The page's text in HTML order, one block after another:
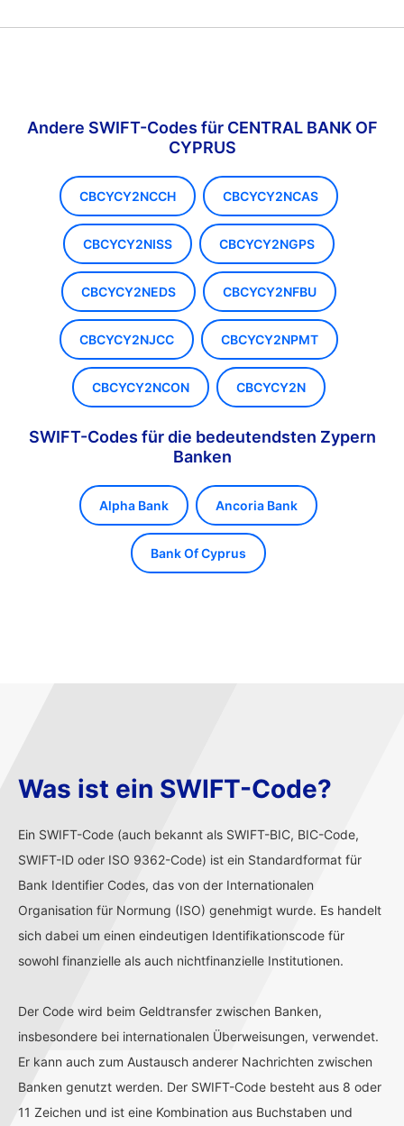
Andere SWIFT-Codes für CENTRAL BANK OF
CYPRUS
CBCYCY2NCCH CBCYCY2NCAS
CBCYCY2NISS CBCYCY2NGPS
CBCYCY2NEDS CBCYCY2NFBU
CBCYCY2NJCC CBCYCY2NPMT
CBCYCY2NCON CBCYCY2N
SWIFT-Codes für die bedeutendsten Zypern
Banken
Alpha Bank Ancoria Bank
Bank Of Cyprus
Was ist ein SWIFT-Code?
Ein SWIFT-Code (auch bekannt als SWIFT-BIC, BIC-Code,
SWIFT-ID oder ISO 9362-Code) ist ein Standardformat für
Bank Identifier Codes, das von der Internationalen
Organisation für Normung (ISO) genehmigt wurde. Es handelt
sich dabei um einen eindeutigen Identifikationscode für
sowohl finanzielle als auch nichtfinanzielle Institutionen.
Der Code wird beim Geldtransfer zwischen Banken,
insbesondere bei internationalen Überweisungen, verwendet.
Er kann auch zum Austausch anderer Nachrichten zwischen
Banken genutzt werden. Der SWIFT-Code besteht aus 8 oder
11 Zeichen und ist eine Kombination aus Buchstaben und